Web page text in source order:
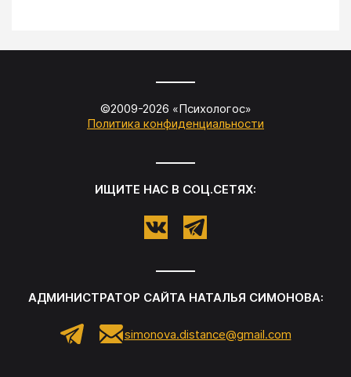
©2009-2026 «Психологос»
Политика конфиденциальности
ИЩИТЕ НАС В СОЦ.СЕТЯХ:
АДМИНИСТРАТОР САЙТА НАТАЛЬЯ СИМОНОВА:
simonova.distance@gmail.com